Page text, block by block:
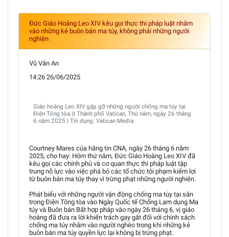
Đức Giáo Hoàng Leo XIV kêu gọi thực thi pháp luật nhắm
vào những kẻ buôn bán ma túy, không phải những người
nghiện
Vũ Văn An
14:26 26/06/2025
Giáo hoàng Leo XIV gặp gỡ những người chống ma túy tại
Điện Tông tòa ở Thành phố Vatican, Thứ năm, ngày 26 tháng
6 năm 2025 | Tín dụng: Vatican Media
Courtney Mares của hãng tin CNA, ngày 26 tháng 6 năm
2025, cho hay: Hôm thứ năm, Đức Giáo Hoàng Leo XIV đã
kêu gọi các chính phủ và cơ quan thực thi pháp luật tập
trung nỗ lực vào việc phá bỏ các tổ chức tội phạm kiếm lợi
từ buôn bán ma túy thay vì trừng phạt những người nghiện.
Phát biểu với những người vận động chống ma túy tại sân
trong Điện Tông tòa vào Ngày Quốc tế Chống Lạm dụng Ma
túy và Buôn bán Bất hợp pháp vào ngày 26 tháng 6, vị giáo
hoàng đã đưa ra lời khiển trách gay gắt đối với chính sách
chống ma túy nhắm vào người nghèo trong khi những kẻ
buôn bán ma túy quyền lực lại không bị trừng phạt.